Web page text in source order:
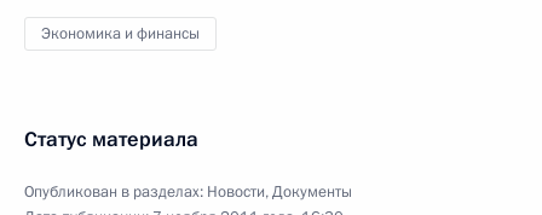
Экономика и финансы
Статус материала
Опубликован в разделах: Новости,Документы